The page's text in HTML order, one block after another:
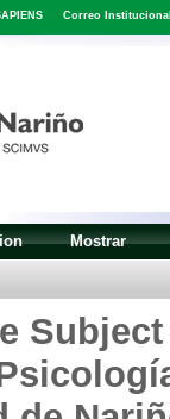
Correo
Mostrar